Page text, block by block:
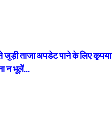
ताजा अपडेट पाने के लिए कृपया
न भूलें...